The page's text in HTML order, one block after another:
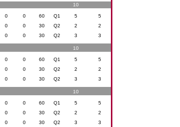
10
0 0 60 Q1 5 5
0 0 30 Q2 2 2
0 0 30 Q2 3 3
10
0 0 60 Q1 5 5
0 0 30 Q2 2 2
0 0 30 Q2 3 3
10
0 0 60 Q1 5 5
0 0 30 Q2 2 2
0 0 30 Q2 3 3